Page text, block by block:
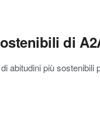
di
abitudini più sostenibili